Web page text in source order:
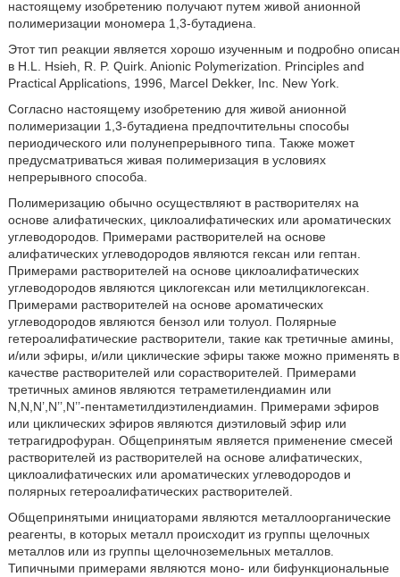
настоящему изобретению получают путем живой анионной
полимеризации мономера 1,3-бутадиена.
Этот тип реакции является хорошо изученным и подробно описан
в H.L. Hsieh, R. P. Quirk. Anionic Polymerization. Principles and
Practical Applications, 1996, Marcel Dekker, Inc. New York.
Согласно настоящему изобретению для живой анионной
полимеризации 1,3-бутадиена предпочтительны способы
периодического или полунепрерывного типа. Также может
предусматриваться живая полимеризация в условиях
непрерывного способа.
Полимеризацию обычно осуществляют в растворителях на
основе алифатических, циклоалифатических или ароматических
углеводородов. Примерами растворителей на основе
алифатических углеводородов являются гексан или гептан.
Примерами растворителей на основе циклоалифатических
углеводородов являются циклогексан или метилциклогексан.
Примерами растворителей на основе ароматических
углеводородов являются бензол или толуол. Полярные
гетероалифатические растворители, такие как третичные амины,
и/или эфиры, и/или циклические эфиры также можно применять в
качестве растворителей или сорастворителей. Примерами
третичных аминов являются тетраметилендиамин или
N,N,N’,N’’,N’’-пентаметилдиэтилендиамин. Примерами эфиров
или циклических эфиров являются диэтиловый эфир или
тетрагидрофуран. Общепринятым является применение смесей
растворителей из растворителей на основе алифатических,
циклоалифатических или ароматических углеводородов и
полярных гетероалифатических растворителей.
Общепринятыми инициаторами являются металлоорганические
реагенты, в которых металл происходит из группы щелочных
металлов или из группы щелочноземельных металлов.
Типичными примерами являются моно- или бифункциональные